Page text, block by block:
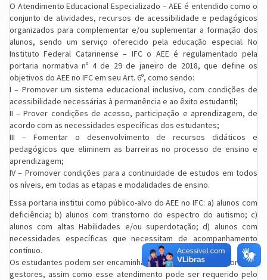
O Atendimento Educacional Especializado – AEE é entendido como o
conjunto de atividades, recursos de acessibilidade e pedagógicos
organizados para complementar e/ou suplementar a formação dos
alunos, sendo um serviço oferecido pela educação especial. No
Instituto Federal Catarinense – IFC o AEE é regulamentado pela
portaria normativa nº 4 de 29 de janeiro de 2018, que define os
objetivos do AEE no IFC em seu Art. 6º, como sendo:
I – Promover um sistema educacional inclusivo, com condições de
acessibilidade necessárias à permanência e ao êxito estudantil;
II – Prover condições de acesso, participação e aprendizagem, de
acordo com as necessidades específicas dos estudantes;
III – Fomentar o desenvolvimento de recursos didáticos e
pedagógicos que eliminem as barreiras no processo de ensino e
aprendizagem;
IV – Promover condições para a continuidade de estudos em todos
os níveis, em todas as etapas e modalidades de ensino.
Essa portaria institui como público-alvo do AEE no IFC: a) alunos com
deficiência; b) alunos com transtorno do espectro do autismo; c)
alunos com altas Habilidades e/ou superdotação; d) alunos com
necessidades específicas que necessitam de acompanhamento
contínuo.
Os estudantes podem ser encaminhados ao AEE por professores ou
gestores, assim como esse atendimento pode ser requerido pelo